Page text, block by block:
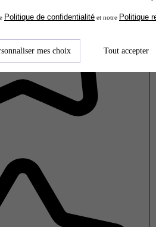
Politique de confidentialité et notre Politique
mes choix Tout accepter